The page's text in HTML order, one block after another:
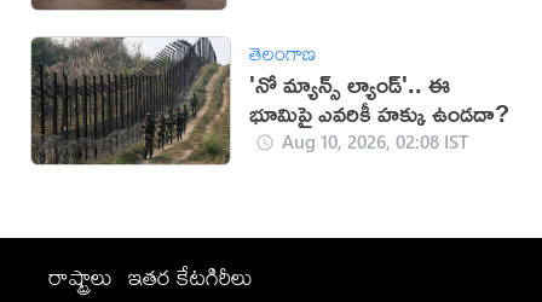
తెలంగాణ
'నో మ్యాన్స్ ల్యాండ్'.. ఈ
భూమిపై ఎవరికీ హక్కు ఉండదా?
Aug 10, 2026, 02:08 IST
రాష్ట్రాలు ఇతర కేటగిరీలు